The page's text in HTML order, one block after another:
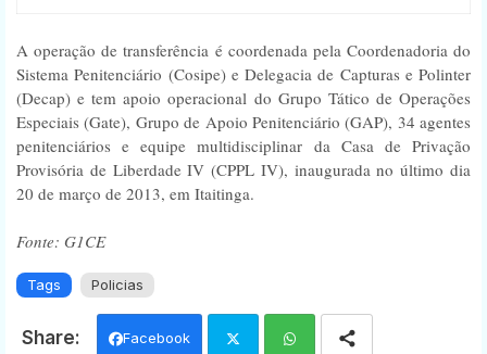
A operação de transferência é coordenada pela Coordenadoria do
Sistema Penitenciário (Cosipe) e Delegacia de Capturas e Polinter
(Decap) e tem apoio operacional do Grupo Tático de Operações
Especiais (Gate), Grupo de Apoio Penitenciário (GAP), 34 agentes
penitenciários e equipe multidisciplinar da Casa de Privação
Provisória de Liberdade IV (CPPL IV), inaugurada no último dia
20 de março de 2013, em Itaitinga.
Fonte: G1CE
Tags Policias
Facebook